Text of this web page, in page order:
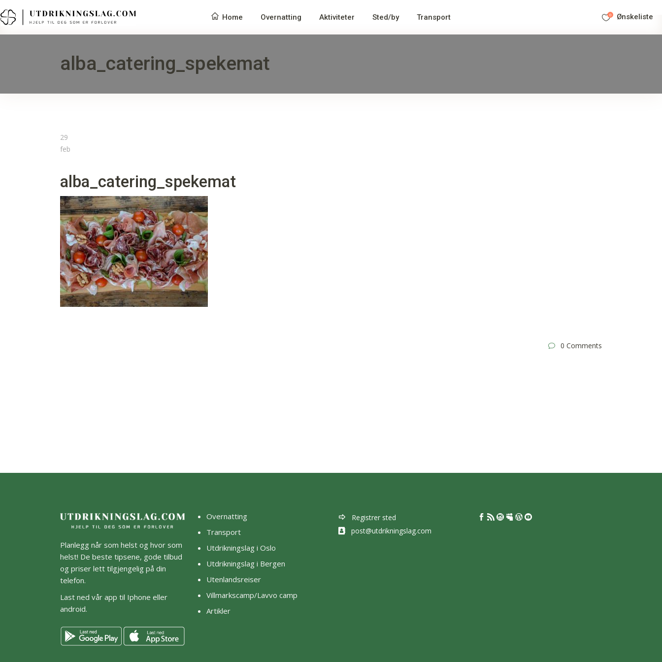
Home Overnatting Aktiviteter Sted/by Transport 0 Ønskeliste
alba_catering_spekemat
29
feb
alba_catering_spekemat
0 Comments
Planlegg når som helst og hvor som
helst! De beste tipsene, gode tilbud
og priser lett tilgjengelig på din
telefon.
Last ned vår app til Iphone eller
android.
Overnatting
Transport
Utdrikningslag i Oslo
Utdrikningslag i Bergen
Utenlandsreiser
Villmarkscamp/Lavvo camp
Artikler
Registrer sted
post@utdrikningslag.com